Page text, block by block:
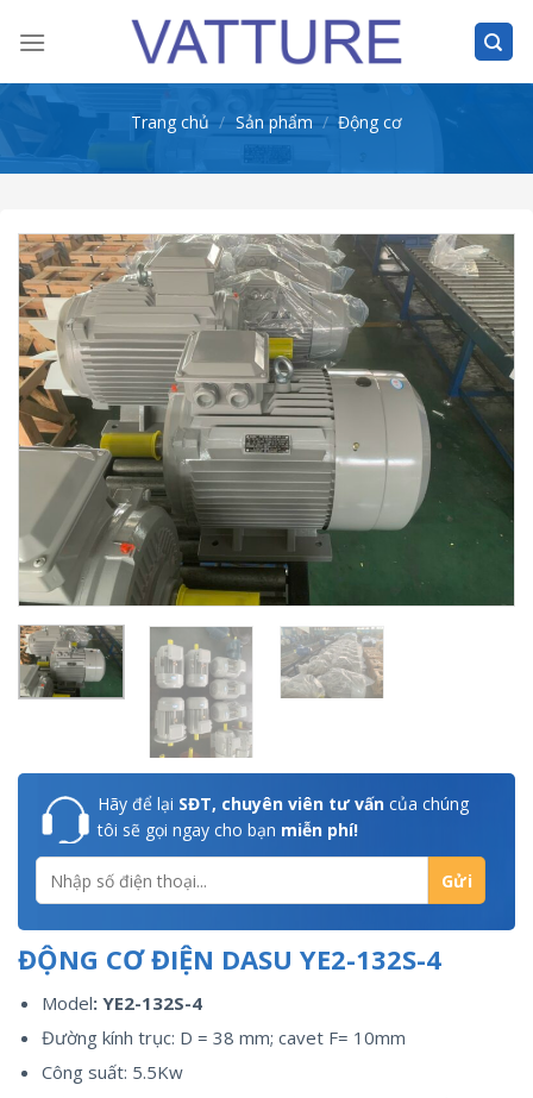
Trang chủ / Sản phẩm / Động cơ
Hãy để lại SĐT, chuyên viên tư vấn của chúng
tôi sẽ gọi ngay cho bạn miễn phí!
ĐỘNG CƠ ĐIỆN DASU YE2-132S-4
Model: YE2-132S-4
Đường kính trục: D = 38 mm; cavet F= 10mm
Công suất: 5.5Kw